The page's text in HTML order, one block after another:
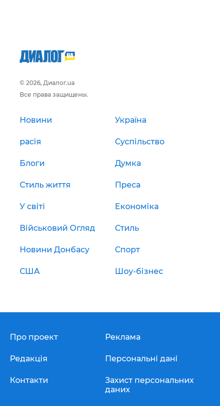
© 2026, Диалог.ua
Все права защищены.
Новини Україна
расія Суспільство
Блоги Думка
Стиль життя Преса
У світі Економіка
Військовий Огляд Стиль
Новини Донбасу Спорт
США Шоу-бізнес
Про проект
Редакція
Контакти
Реклама
Персональні дані
Захист персональних
даних